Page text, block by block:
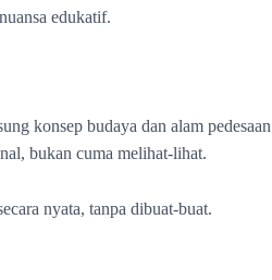
edukatif.
konsep budaya dan alam pedesaan
bukan cuma melihat-lihat.
nyata, tanpa dibuat-buat.